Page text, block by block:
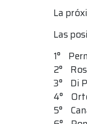
La
Las
1°
2°
3° Di
4°
5°